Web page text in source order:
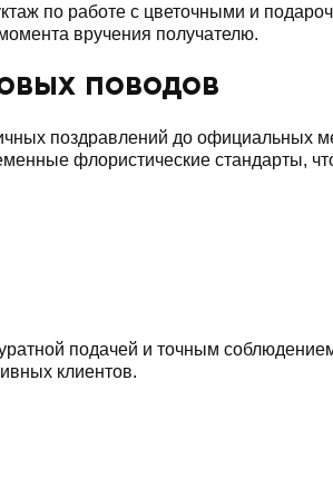
по работе с цветочными и
вручения получателю.
поводов
поздравлений до официальных
флористические стандарты,
подачей и точным
клиентов.